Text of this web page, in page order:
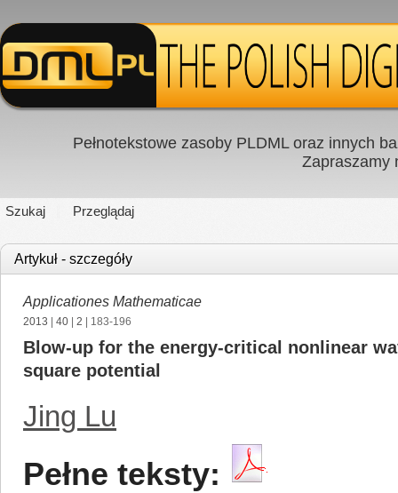
Pełnotekstowe zasoby PLDML oraz innych
Zapraszamy
Szukaj Przeglądaj
Artykuł - szczegóły
Applicationes Mathematicae
2013 40 2 | 183-196
Blow-up for the energy-critical nonlinear
square potential
Jing Lu
Pełne teksty: